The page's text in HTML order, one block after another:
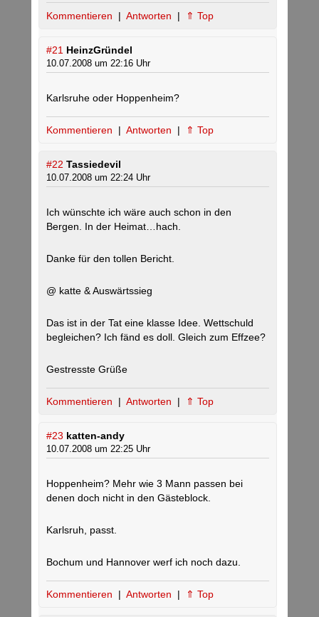
Kommentieren | Antworten | ⇑ Top
#21 HeinzGründel
10.07.2008 um 22:16 Uhr
Karlsruhe oder Hoppenheim?
Kommentieren | Antworten | ⇑ Top
#22 Tassiedevil
10.07.2008 um 22:24 Uhr
Ich wünschte ich wäre auch schon in den
Bergen. In der Heimat…hach.
Danke für den tollen Bericht.
@ katte & Auswärtssieg
Das ist in der Tat eine klasse Idee. Wettschuld
begleichen? Ich fänd es doll. Gleich zum Effzee?
Gestresste Grüße
Kommentieren | Antworten | ⇑ Top
#23 katten-andy
10.07.2008 um 22:25 Uhr
Hoppenheim? Mehr wie 3 Mann passen bei
denen doch nicht in den Gästeblock.
Karlsruh, passt.
Bochum und Hannover werf ich noch dazu.
Kommentieren | Antworten | ⇑ Top